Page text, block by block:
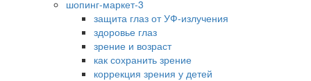
шопинг-маркет-3
защита глаз от УФ-излучения
здоровье глаз
зрение и возраст
как сохранить зрение
коррекция зрения у детей